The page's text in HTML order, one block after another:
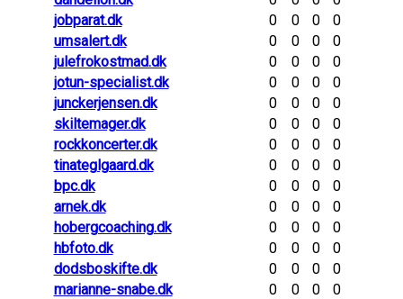
jobparat.dk
0 0 0
0
umsalert.dk
0 0 0
0
julefrokostmad.dk
0 0 0
0
jotun-specialist.dk
0 0 0
0
junckerjensen.dk
0 0 0
0
skiltemager.dk
0 0 0
0
rockkoncerter.dk
0 0 0
0
tinateglgaard.dk
0 0 0
0
bpc.dk
0 0 0
0
arnek.dk
0 0 0
0
hobergcoaching.dk
0 0 0
0
hbfoto.dk
0 0 0
0
dodsboskifte.dk
0 0 0
0
marianne-snabe.dk
0 0 0
0